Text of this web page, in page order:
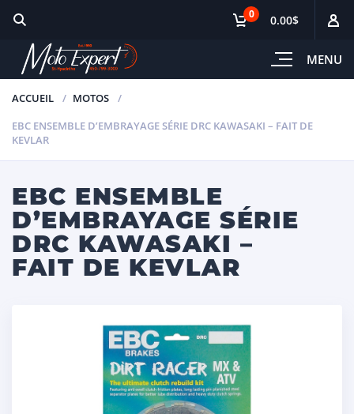
MENU
0 0.00$
ACCUEIL
MOTOS
EBC ENSEMBLE D’EMBRAYAGE SÉRIE DRC KAWASAKI – FAIT DE
KEVLAR
EBC ENSEMBLE
D’EMBRAYAGE SÉRIE
DRC KAWASAKI –
FAIT DE KEVLAR